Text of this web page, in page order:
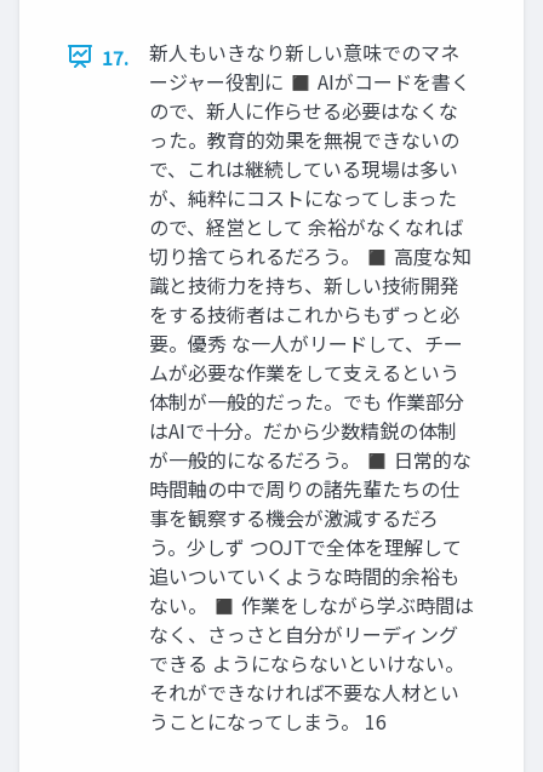
17.
新人もいきなり新しい意味でのマネ
ージャー役割に ◼ AIがコードを書く
ので、新人に作らせる必要はなくな
った。教育的効果を無視できないの
で、これは継続している現場は多い
が、純粋にコストになってしまった
ので、経営として 余裕がなくなれば
切り捨てられるだろう。 ◼ 高度な知
識と技術力を持ち、新しい技術開発
をする技術者はこれからもずっと必
要。優秀 な一人がリードして、チー
ムが必要な作業をして支えるという
体制が一般的だった。でも 作業部分
はAIで十分。だから少数精鋭の体制
が一般的になるだろう。 ◼ 日常的な
時間軸の中で周りの諸先輩たちの仕
事を観察する機会が激減するだろ
う。少しず つOJTで全体を理解して
追いついていくような時間的余裕も
ない。 ◼ 作業をしながら学ぶ時間は
なく、さっさと自分がリーディング
できる ようにならないといけない。
それができなければ不要な人材とい
うことになってしまう。 16